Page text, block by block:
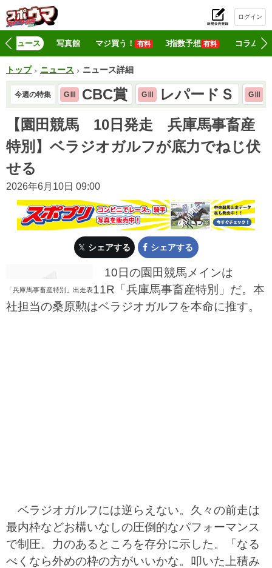
ログイン
ニュース 写真館 マジ買う！ 有料 3指数予想 有料 コラム
トップ ニュース ニュース詳細
今週の特集 GⅢ CBC賞 GⅢ レパードＳ GⅢ
【園田競馬 10日発走 兵庫馬事畜産
特別】ベラジオガルフが底力でねじ伏
せる
2026年6月10日 09:00
シェアする シェアする
「兵庫馬事畜産特別」出走表
10日の園田競馬メインは
11R「兵庫馬事畜産特別」だ。本
社担当の桑原勲はベラジオガルフを本命に推す。
ベラジオガルフには逆らえない。久々の前走は
最内枠などお構いなしの圧倒的なパフォーマンス
で制圧。力のあるところを存分に示した。「なる
べくなら外めの枠の方がいいかな。叩いた上積み